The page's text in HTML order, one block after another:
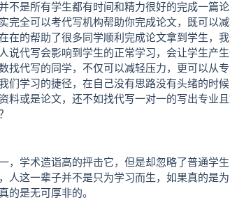
不是所有学生都有时间和精力很好的完成一篇
完全可以考代写机构帮助你完成论文，既可以
在的帮助了很多同学顺利完成论文拿到学生，
说代写会影响到学生的正常学习，会让学生产
找代写的同学，不仅可以减轻压力，更可以从
们学习的捷径，在自己没有思路没有头绪的时
料或是论文，还不如找代写一对一的写出专业
，学术造诣高的抨击它，但是却忽略了普通学
人这一辈子并不是只为学习而生，如果真的是
的是无可厚非的。